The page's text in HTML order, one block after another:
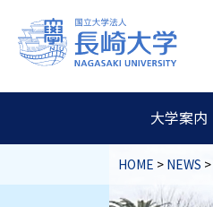
大学案内
HOME > NEWS